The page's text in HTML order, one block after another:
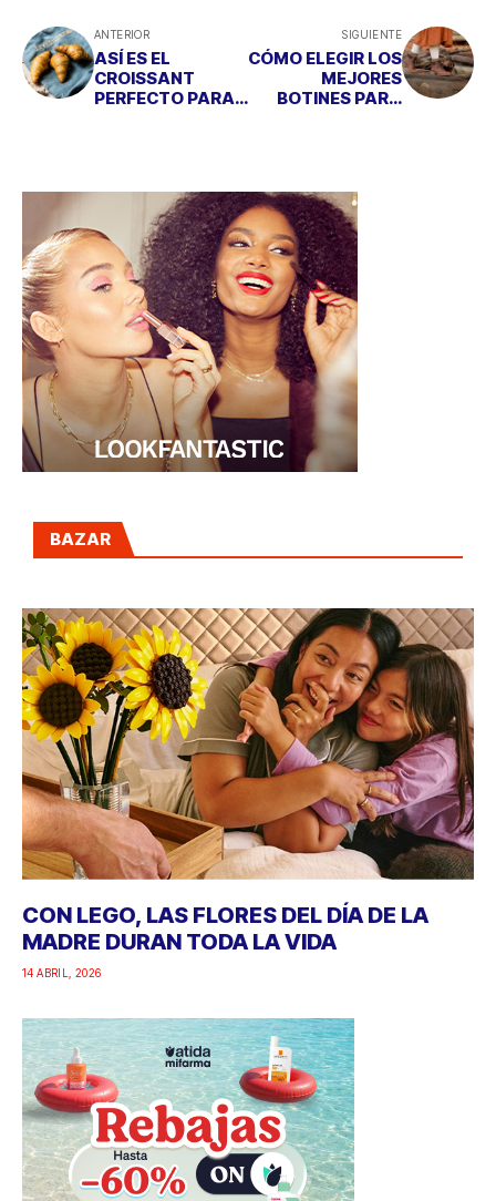
ANTERIOR
ASÍ ES EL
CROISSANT
PERFECTO PARA
SIGUIENTE
CÓMO ELEGIR LOS
MEJORES
BOTINES PARA
BAZAR
CON LEGO, LAS FLORES DEL DÍA DE LA
MADRE DURAN TODA LA VIDA
14 ABRIL, 2026